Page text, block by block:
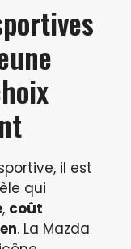
il est
qui
, coût
. La Mazda